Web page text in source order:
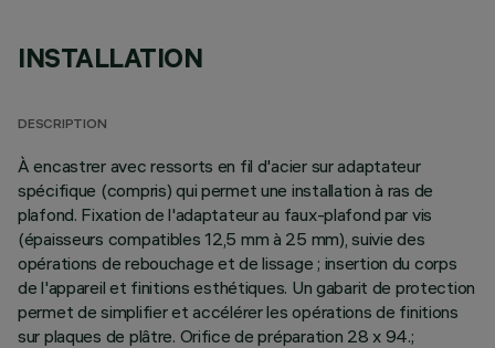
INSTALLATION
DESCRIPTION
À encastrer avec ressorts en fil d'acier sur adaptateur
spécifique (compris) qui permet une installation à ras de
plafond. Fixation de l'adaptateur au faux-plafond par vis
(épaisseurs compatibles 12,5 mm à 25 mm), suivie des
opérations de rebouchage et de lissage ; insertion du corps
de l'appareil et finitions esthétiques. Un gabarit de protection
permet de simplifier et accélérer les opérations de finitions
sur plaques de plâtre. Orifice de préparation 28 x 94.;